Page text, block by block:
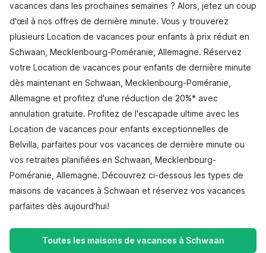
vacances dans les prochaines semaines ? Alors, jetez un coup
d'œil à nos offres de dernière minute. Vous y trouverez
plusieurs Location de vacances pour enfants à prix réduit en
Schwaan, Mecklenbourg-Poméranie, Allemagne. Réservez
votre Location de vacances pour enfants de dernière minute
dès maintenant en Schwaan, Mecklenbourg-Poméranie,
Allemagne et profitez d'une réduction de 20%* avec
annulation gratuite. Profitez de l'escapade ultime avec les
Location de vacances pour enfants exceptionnelles de
Belvilla, parfaites pour vos vacances de dernière minute ou
vos retraites planifiées en Schwaan, Mecklenbourg-
Poméranie, Allemagne. Découvrez ci-dessous les types de
maisons de vacances à Schwaan et réservez vos vacances
parfaites dès aujourd'hui!
Toutes les maisons de vacances à Schwaan